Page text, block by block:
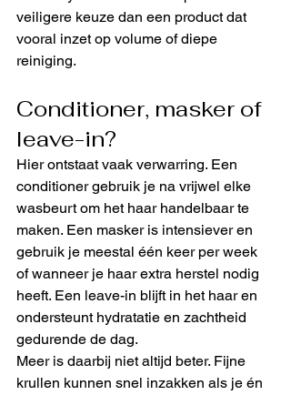
veiligere keuze dan een product dat
vooral inzet op volume of diepe
reiniging.
Conditioner, masker of
leave-in?
Hier ontstaat vaak verwarring. Een
conditioner gebruik je na vrijwel elke
wasbeurt om het haar handelbaar te
maken. Een masker is intensiever en
gebruik je meestal één keer per week
of wanneer je haar extra herstel nodig
heeft. Een leave-in blijft in het haar en
ondersteunt hydratatie en zachtheid
gedurende de dag.
Meer is daarbij niet altijd beter. Fijne
krullen kunnen snel inzakken als je én